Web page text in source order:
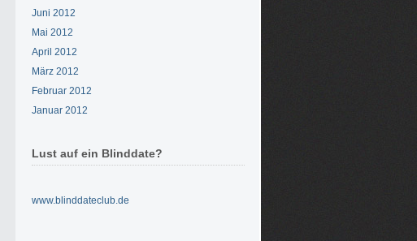
Juni 2012
Mai 2012
April 2012
März 2012
Februar 2012
Januar 2012
Lust auf ein Blinddate?
www.blinddateclub.de